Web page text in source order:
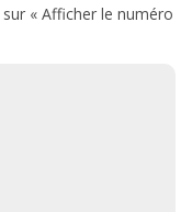
« Afficher le numéro